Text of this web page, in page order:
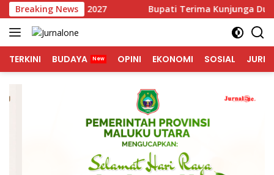
Langsung
ke
konten
Breaking News
Tahun 2027 Bupati Terima Kunjunga Duta Besar
TERKINI BUDAYA OPINI EKONOMI SOSIAL